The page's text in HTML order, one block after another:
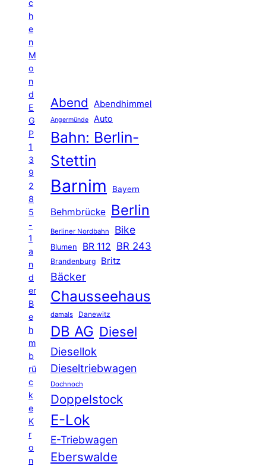
c
h
e
n
M
o
n
d
E
G
P
1
3
9
2
8
5
-
1
a
n
d
er
B
e
h
m
b
rü
c
k
e
K
r
o
n
Abend Abendhimmel
Angermünde Auto
Bahn: Berlin-
Stettin
Barnim Bayern
Behmbrücke Berlin
Berliner Nordbahn Bike
Blumen BR 112 BR 243
Brandenburg Britz
Bäcker
Chausseehaus
damals Danewitz
DB AG Diesel
Diesellok
Dieseltriebwagen
Dochnoch
Doppelstock
E-Lok
E-Triebwagen
Eberswalde